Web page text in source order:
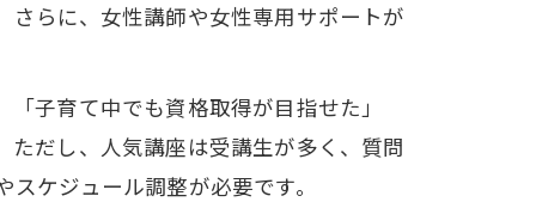
らに、女性講師や女性専用サポートが
子育て中でも資格取得が目指せた」
だし、人気講座は受講生が多く、質問
ケジュール調整が必要です。